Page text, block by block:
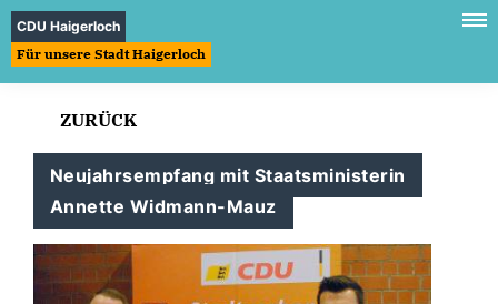
CDU Haigerloch
Für unsere Stadt Haigerloch
ZURÜCK
Neujahrsempfang mit Staatsministerin
Annette Widmann-Mauz